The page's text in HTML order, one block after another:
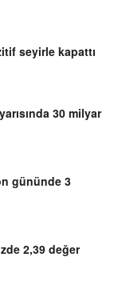
seyirle kapattı
30 milyar
gününde 3
2,39 değer